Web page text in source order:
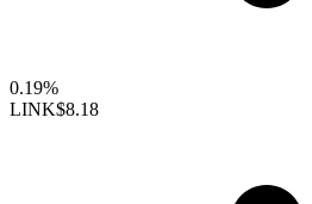
0.19%
LINK$8.18